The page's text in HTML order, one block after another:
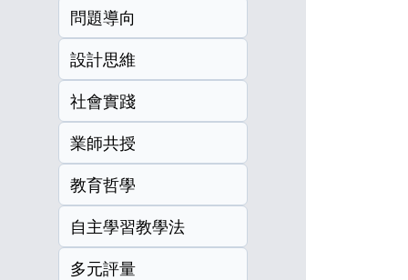
問題導向
設計思維
社會實踐
業師共授
教育哲學
自主學習教學法
多元評量